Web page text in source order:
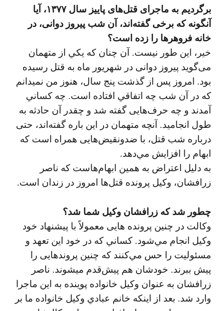
برگرديم به ماجرای قتل‌های پاييز سال ۱۳۷۷، آيا
آنگونه كه برخی گفته‌اند، آن شب پيروز دوانی، در
خانه فروهرها را زده است؟
خير، اين طور نيست. آن چنان كه يكي از متهمان
می‌گويد پيروز دوانی در شهريور ماه به قتل رسيده
بود. امروز پس از گذشت پنج سال، هنوز من نميدانم
كه در آن شب چه اتفاقي افتاده است. چه كساني
آمدند و چه حرف‌هایی گفته شد و چقدر آن حادثه به
طول انجاميد. آنچه متهمان در اين باره گفته‌اند، حتی
درباره شب قتل، با ضدونقيض‌هایی همراه است كه
ابهام را افزايش مي‌دهد.
به دليل اعتراض به همين ابهام‌هاست كه ناصر
زرافشان، وكيل پرونده قتل‌ها امروز در زندان است.
چطور شد كه زرافشان وكيل شما شد؟
وكالت در چنين پرونده هایی معمولاً با پيشنهاد خود
وكيل انجام مي‌شود. كساني كه در خود اين تعهد و
مسئوليت را حس مي‌كنند كه چنين پروندهایی را
پيش ببرند. خودشان هم پيش‌قدم ميشوند. ناصر
زرافشان به عنوان وكيل خانواده پوينده به اين ماجرا
وارد شد. بعد از اينكه خانم عبادي وكيل خانواده ما بر